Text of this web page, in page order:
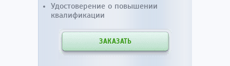
Удостоверение о повышении
квалификации
ЗАКАЗАТЬ